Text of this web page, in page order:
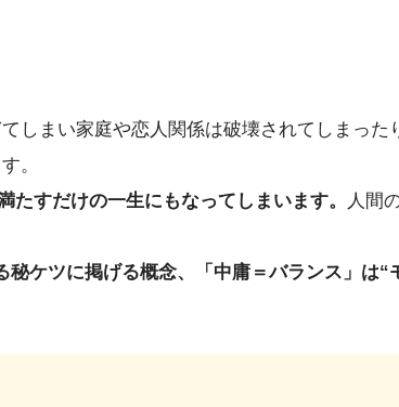
まい家庭や恋人関係は破壊されてしまった
。
たすだけの一生にもなってしまいます。
人間
秘ケツに掲げる概念、「中庸＝バランス」は“